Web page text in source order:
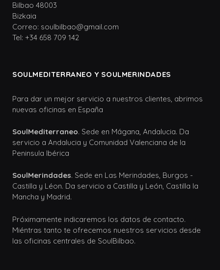
Bilbao 48003
Bizkaia
Correo: soulbilbao@gmail.com
Tel: +34 658 709 142
SOULMEDITERRANEO Y SOULMERINDADES
Para dar un mejor servicio a nuestros clientes, abrimos
nuevas oficinas en España
SoulMediterraneo. Sede en Mágana, Andalucia. Da
servicio a Andalucia y Comunidad Valenciana de la
Peninsula Ibérica
SoulMerindades. Sede en Las Merindades, Burgos -
Castilla y Léon. Da servicio a Castilla y León, Castilla la
Mancha y Madrid.
Próximamente indicaremos los datos de contacto.
Miéntras tanto te ofrecemos nuestros servicios desde
las oficinas centrales de SoulBilbao.